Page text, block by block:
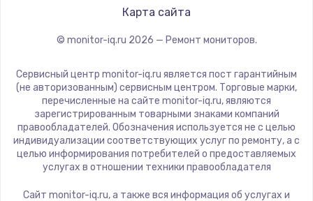
Dahua
Карта сайта
© monitor-iq.ru 2026 — Ремонт мониторов.
Сервисный центр monitor-iq.ru является пост гарантийным
(не авторизованным) сервисным центром. Торговые марки,
перечисленные на сайте monitor-iq.ru, являются
зарегистрированным товарными знаками компаний
правообладателей. Обозначения используется не с целью
индивидуализации соответствующих услуг по ремонту, а с
целью информирования потребителей о предоставляемых
услугах в отношении техники правообладателя
Сайт monitor-iq.ru, а также вся информация об услугах и